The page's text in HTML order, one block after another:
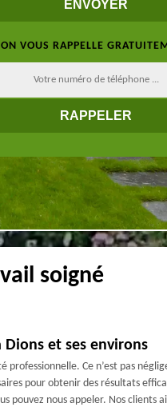
ON VOUS RAPPELLE
soigné
et ses environs
Ce n’est pas
pour obtenir des résultats
pouvez nous appeler. Nos clients